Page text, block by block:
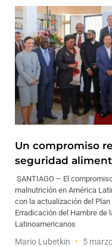
Un compromiso
seguridad
SANTIAGO – El
malnutrición en América
con la actualización del
Erradicación del Hambre de
Latinoamericanos
Mario Lubetkin 5